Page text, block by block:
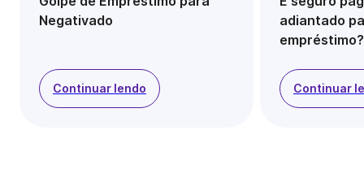
Negativado
Continuar lendo
adiantado
empréstimo?
Continuar